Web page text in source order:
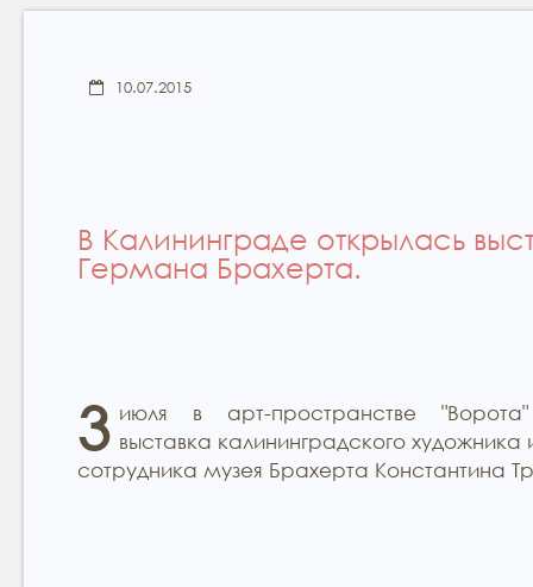
10.07.2015
В Калининграде открылась
Германа Брахерта.
3 июля в арт-пространстве
выставка калининградского художника
сотрудника музея Брахерта Константина